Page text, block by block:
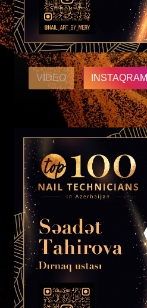
VIDEO INSTAQRAM